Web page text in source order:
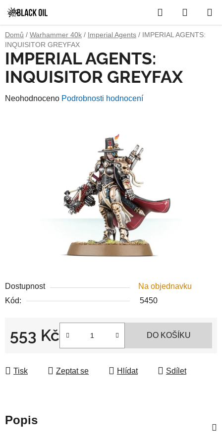
na
obsah
Hledat
KOŠÍK
Domů / Warhammer 40k / Imperial Agents / IMPERIAL AGENTS:
INQUISITOR GREYFAX
Dostupnost
Na objednavku
Kód:
5450
553 Kč DO KOŠÍKU
Tisk Zeptat se Hlídat Sdílet
IMPERIAL AGENTS:
INQUISITOR GREYFAX
Průměrné
Neohodnoceno Podrobnosti hodnocení
Popis